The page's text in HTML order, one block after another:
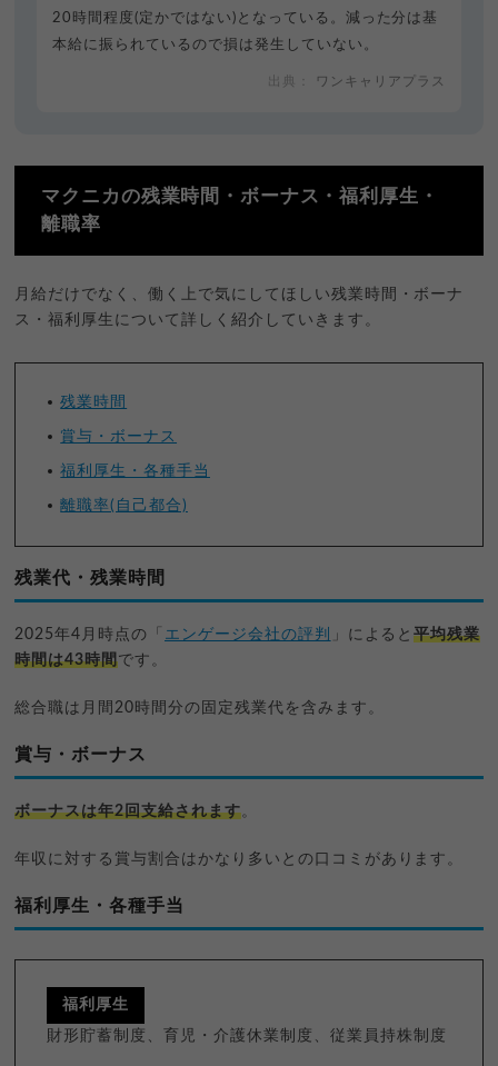
20時間程度(定かではない)となっている。減った分は基
本給に振られているので損は発生していない。
ワンキャリアプラス
マクニカの残業時間・ボーナス・福利厚生・
離職率
月給だけでなく、働く上で気にしてほしい残業時間・ボーナ
ス・福利厚生について詳しく紹介していきます。
残業時間
賞与・ボーナス
福利厚生・各種手当
離職率(自己都合)
残業代・残業時間
2025年4月時点の「 エンゲージ会社の評判 」によると平均残業
時間は43時間です。
総合職は月間20時間分の固定残業代を含みます。
賞与・ボーナス
ボーナスは年2回支給されます。
年収に対する賞与割合はかなり多いとの口コミがあります。
福利厚生・各種手当
福利厚生
財形貯蓄制度、育児・介護休業制度、従業員持株制度